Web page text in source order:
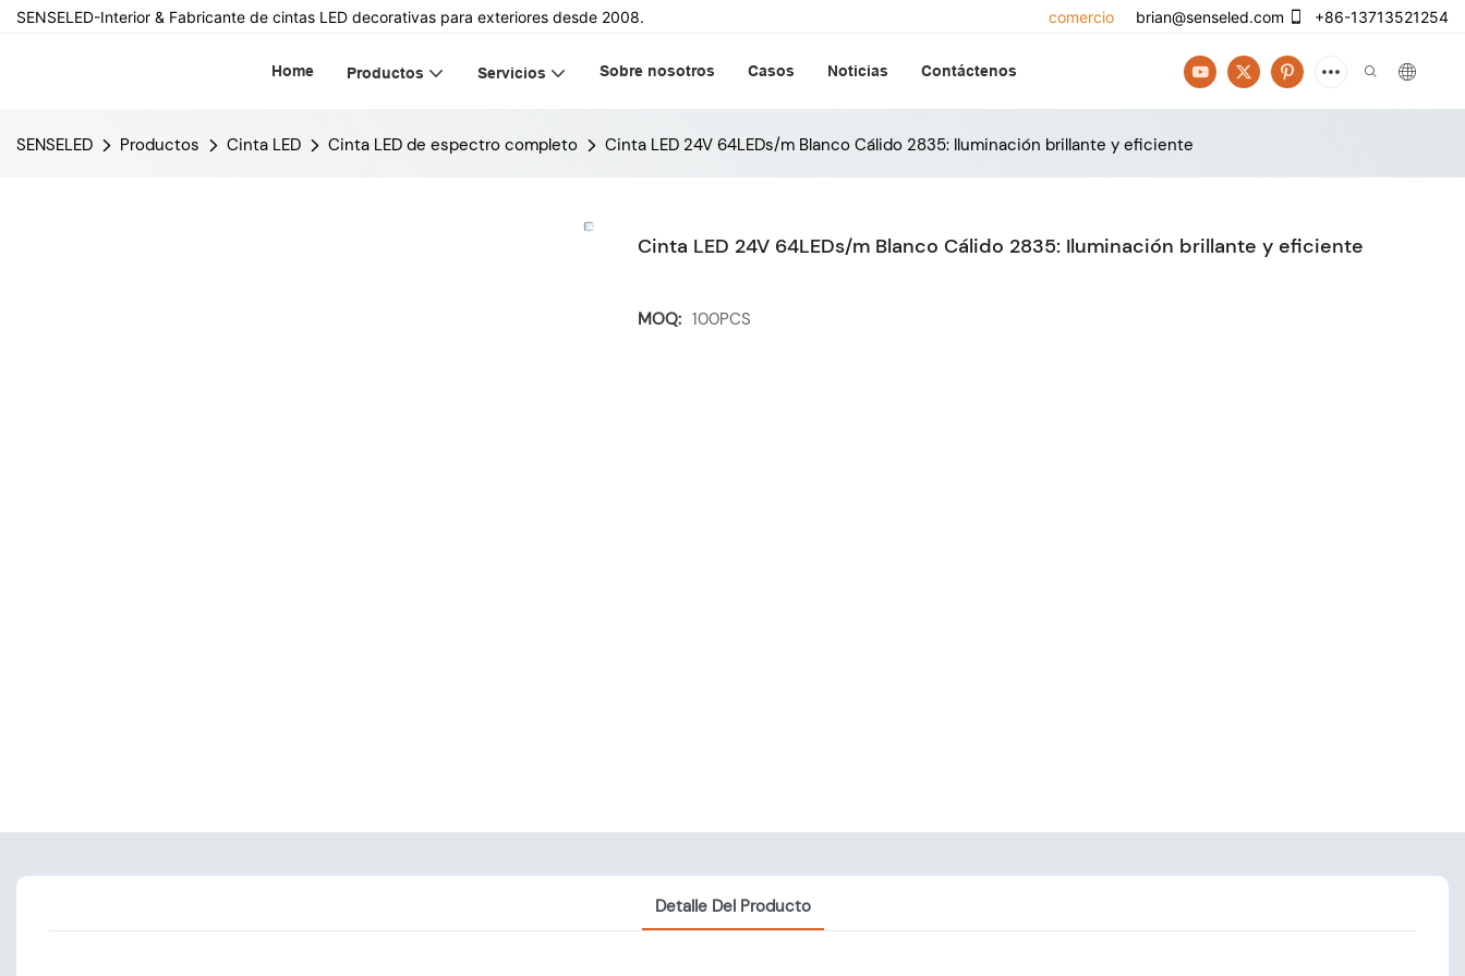
SENSELED-Interior & Fabricante de cintas LED decorativas para exteriores desde 2008. comercio brian@senseled.com +86-13713521254
Home Productos Servicios Sobre nosotros Casos Noticias Contáctenos
SENSELED Productos Cinta LED Cinta LED de espectro completo Cinta LED 24V 64LEDs/m Blanco Cálido 2835: Iluminación brillante y eficiente
Cinta LED 24V 64LEDs/m Blanco Cálido 2835: Iluminación brillante y eficiente
MOQ: 100PCS
Detalle Del Producto